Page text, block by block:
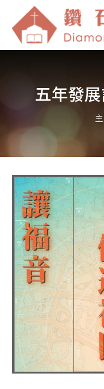
五年發